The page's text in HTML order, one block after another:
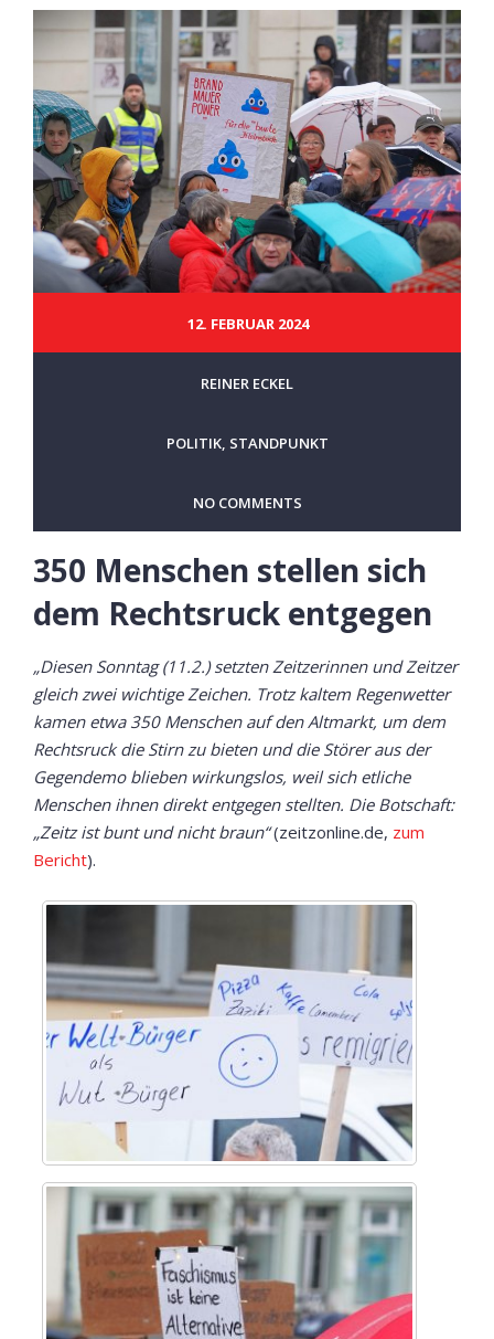
12. FEBRUAR 2024
REINER ECKEL
POLITIK, STANDPUNKT
NO COMMENTS
350 Menschen stellen sich
dem Rechtsruck entgegen
„Diesen Sonntag (11.2.) setzten Zeitzerinnen und Zeitzer
gleich zwei wichtige Zeichen. Trotz kaltem Regenwetter
kamen etwa 350 Menschen auf den Altmarkt, um dem
Rechtsruck die Stirn zu bieten und die Störer aus der
Gegendemo blieben wirkungslos, weil sich etliche
Menschen ihnen direkt entgegen stellten. Die Botschaft:
„Zeitz ist bunt und nicht braun“(zeitzonline.de, zum
Bericht).